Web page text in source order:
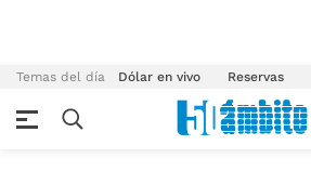
Temas del día Dólar en vivo Reservas